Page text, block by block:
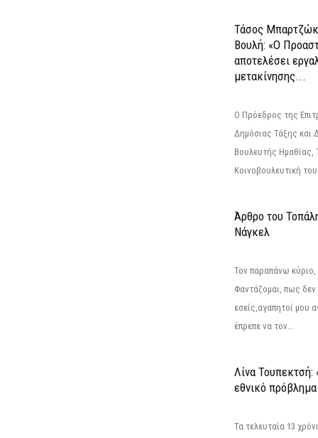
Τάσος
Βουλή: «Ο
αποτελέσει
μετακίνησης...
Ο Πρόεδρος της
Δημόσιας Τάξης και
Βουλευτής
Κοινοβουλευτική
Άρθρο του
Νάγκελ
Τον παραπάνω
Φαντάζομαι, πως δεν
εσείς,αγαπητοί μου
έπρεπε να τον...
Λίνα Τουπεκτσή:
εθνικό πρόβλημα
Τα τελευταία 13